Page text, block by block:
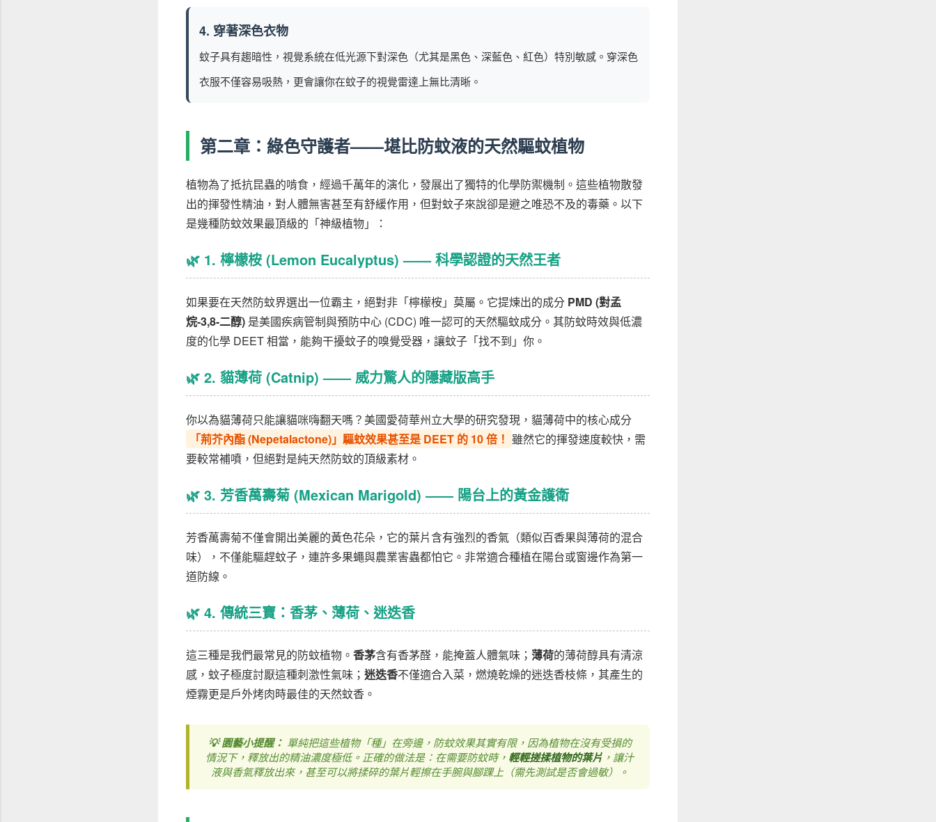
4. 穿著深色衣物
蚊子具有趨暗性，視覺系統在低光源下對深色（尤其是黑色、深藍色、紅色）特別敏感。穿深色
衣服不僅容易吸熱，更會讓你在蚊子的視覺雷達上無比清晰。
第二章：綠色守護者——堪比防蚊液的天然驅蚊植物
植物為了抵抗昆蟲的啃食，經過千萬年的演化，發展出了獨特的化學防禦機制。這些植物散發
出的揮發性精油，對人體無害甚至有舒緩作用，但對蚊子來說卻是避之唯恐不及的毒藥。以下
是幾種防蚊效果最頂級的「神級植物」：
🌿 1. 檸檬桉 (Lemon Eucalyptus) —— 科學認證的天然王者
如果要在天然防蚊界選出一位霸主，絕對非「檸檬桉」莫屬。它提煉出的成分 PMD (對孟
烷-3,8-二醇) 是美國疾病管制與預防中心 (CDC) 唯一認可的天然驅蚊成分。其防蚊時效與低濃
度的化學 DEET 相當，能夠干擾蚊子的嗅覺受器，讓蚊子「找不到」你。
🌿 2. 貓薄荷 (Catnip) —— 威力驚人的隱藏版高手
你以為貓薄荷只能讓貓咪嗨翻天嗎？美國愛荷華州立大學的研究發現，貓薄荷中的核心成分
「荊芥內酯 (Nepetalactone)」驅蚊效果甚至是 DEET 的 10 倍！ 雖然它的揮發速度較快，需
要較常補噴，但絕對是純天然防蚊的頂級素材。
🌿 3. 芳香萬壽菊 (Mexican Marigold) —— 陽台上的黃金護衛
芳香萬壽菊不僅會開出美麗的黃色花朵，它的葉片含有強烈的香氣（類似百香果與薄荷的混合
味），不僅能驅趕蚊子，連許多果蠅與農業害蟲都怕它。非常適合種植在陽台或窗邊作為第一
道防線。
🌿 4. 傳統三寶：香茅、薄荷、迷迭香
這三種是我們最常見的防蚊植物。 香茅含有香茅醛，能掩蓋人體氣味； 薄荷的薄荷醇具有清涼
感，蚊子極度討厭這種刺激性氣味； 迷迭香不僅適合入菜，燃燒乾燥的迷迭香枝條，其產生的
煙霧更是戶外烤肉時最佳的天然蚊香。
💡 園藝小提醒： 單純把這些植物「種」在旁邊，防蚊效果其實有限，因為植物在沒有受損的
情況下，釋放出的精油濃度極低。正確的做法是：在需要防蚊時， 輕輕搓揉植物的葉片 ，讓汁
液與香氣釋放出來，甚至可以將揉碎的葉片輕擦在手腕與腳踝上（需先測試是否會過敏）。